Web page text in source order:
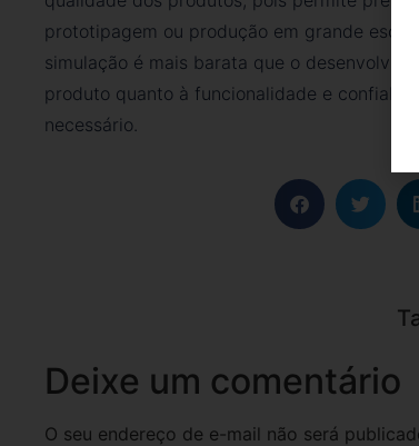
prototipagem ou produção em grande
simulação é mais barata que o
produto quanto à funcionalidade e
necessário.
Deixe um comentário
O seu endereço de e-mail não será